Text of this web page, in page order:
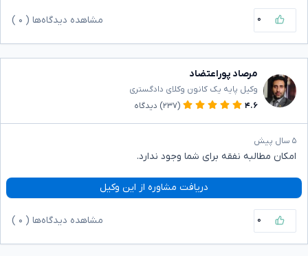
۰ مشاهده دیدگاه‌ها ( ۰
مرصاد پوراعتضاد
وکیل پایه یک کانون وکلای دادگستری
۴.۶
(۲۳۷) دیدگاه
۵ سال پیش
امکان مطالبه نفقه برای شما وجود ندارد.
دریافت مشاوره از این وکیل
۰ مشاهده دیدگاه‌ها ( ۰